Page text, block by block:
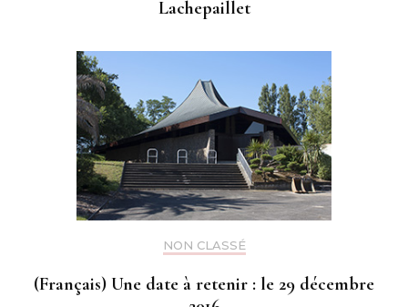
Lachepaillet
NON CLASSÉ
(Français) Une date à retenir : le 29 décembre